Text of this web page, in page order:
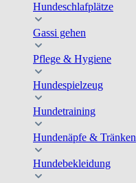
Hundeschlafplätze
Gassi gehen
Pflege & Hygiene
Hundespielzeug
Hundetraining
Hundenäpfe & Tränken
Hundebekleidung